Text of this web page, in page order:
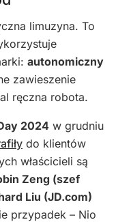
limuzyna. To
autonomiczny
zawieszenie
ręczna robota.
2024 w grudniu
do klientów
właścicieli są
Zeng (szef
Liu (JD.com)
przypadek – Nio